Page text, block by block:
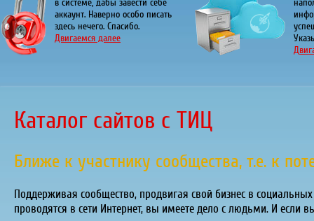
в системе, дабы завести себе
аккаунт. Наверно особо писать
здесь нечего. Спасибо.
Двигаемся далее
Каталог сайтов с ТИЦ
Ближе к участнику сообщества, т.е. к
Поддерживая сообщество, продвигая свой бизнес в
проводятся в сети Интернет, вы имеете дело с людьми. И если